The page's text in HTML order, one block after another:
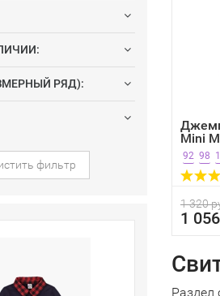
РЯД):
фильтр
Mini
92 98
1 320
1
Раздел